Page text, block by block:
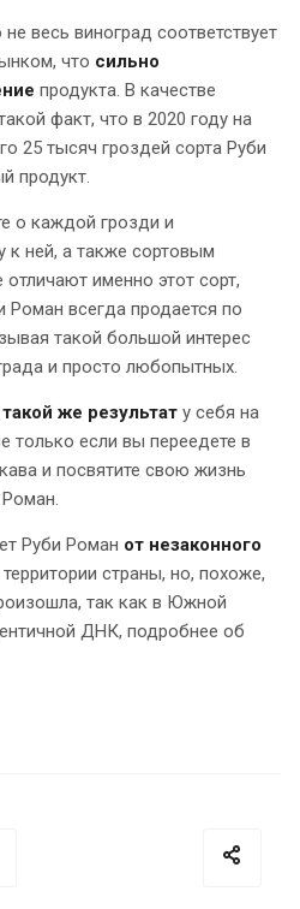
весь виноград соответствует
что сильно
продукта. В качестве
факт, что в 2020 году на
25 тысяч гроздей сорта Руби
продукт.
о каждой грозди и
к ней, а также сортовым
именно этот сорт,
Роман всегда продается по
такой большой интерес
и просто любопытных.
же результат у себя на
только если вы переедете в
и посвятите свою жизнь
Руби Роман от незаконного
страны, но, похоже,
так как в Южной
ДНК, подробнее об